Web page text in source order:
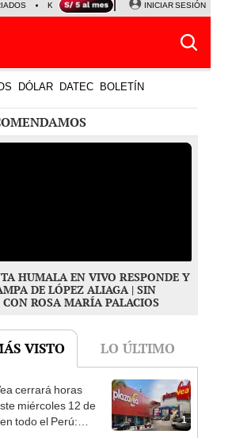
KEIKO FUJIMORI NALDY SALDAÑA
INICIAR SESIÓN
DÓLAR DATEC BOLETÍN
HUMALA EN VIVO RESPONDE Y
DE LÓPEZ ALIAGA | SIN
ROSA MARÍA PALACIOS
VISTO LO ÚLTIMO
1
cerrará horas
miércoles 12 de
todo el Perú: